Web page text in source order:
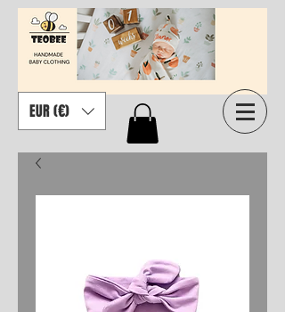
EUR (€)